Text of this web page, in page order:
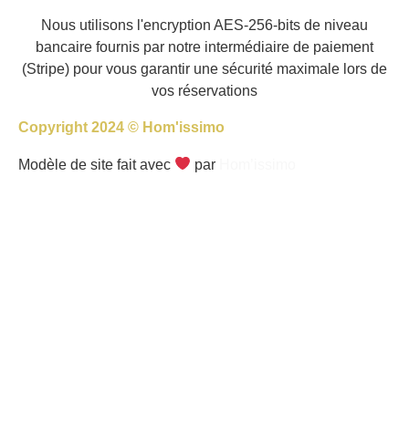
Nous utilisons l'encryption AES-256-bits de niveau
bancaire fournis par notre intermédiaire de paiement
(Stripe) pour vous garantir une sécurité maximale lors de
vos réservations
Copyright 2024 © Hom'issimo
Modèle de site fait avec par